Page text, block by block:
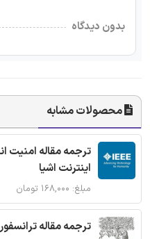
بدون دیدگاه
محصولات مشابه
اینترنت اشیا
مبلغ: ۱۶۸,۰۰۰ تومان
ترجمه مقاله